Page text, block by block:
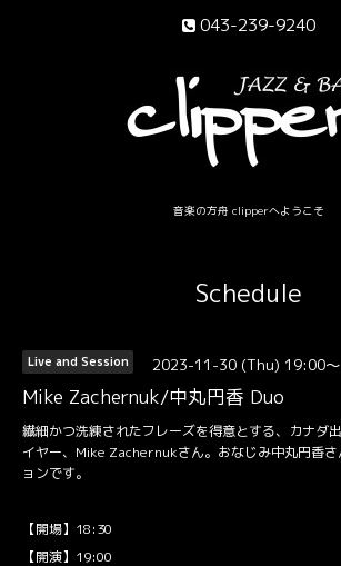
043-239-9240
音楽の方舟 clipperへようこそ
Schedule
Live and Session 2023-11-30 (Thu) 19:00～
Mike Zachernuk/中丸円香 Duo
繊細かつ洗練されたフレーズを得意とする、カナダ
イヤー、Mike Zachernukさん。おなじみ中丸円香
ョンです。
【開場】18:30
【開演】19:00